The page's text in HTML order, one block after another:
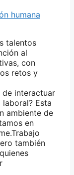
humana
talentos
al
con
retos y
de interactuar
Esta
ambiente de
en
también